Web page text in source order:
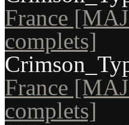
France
complets]
France
complets]